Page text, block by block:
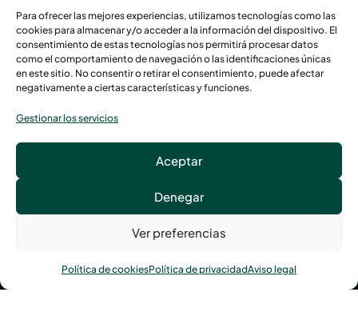
Para ofrecer las mejores experiencias, utilizamos tecnologías como las
cookies para almacenar y/o acceder a la información del dispositivo. El
consentimiento de estas tecnologías nos permitirá procesar datos
como el comportamiento de navegación o las identificaciones únicas
en este sitio. No consentir o retirar el consentimiento, puede afectar
negativamente a ciertas características y funciones.
Gestionar los servicios
Aceptar
Denegar
Ver preferencias
Política de cookiesPolítica de privacidadAviso legal
Servicios de
asistenciales
Ver
proyectos
Tienda
Llámanos al